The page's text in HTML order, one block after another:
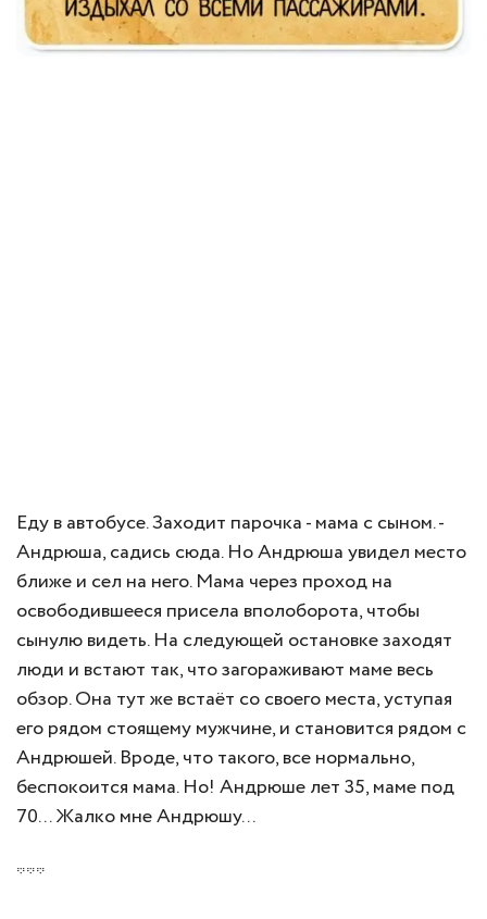
Еду в автобусе. Заходит парочка - мама с сыном. -
Андрюша, садись сюда. Но Андрюша увидел место
ближе и сел на него. Мама через проход на
освободившееся присела вполоборота, чтобы
сынулю видеть. На следующей остановке заходят
люди и встают так, что загораживают маме весь
обзор. Она тут же встаёт со своего места, уступая
его рядом стоящему мужчине, и становится рядом с
Андрюшей. Вроде, что такого, все нормально,
беспокоится мама. Но! Андрюше лет 35, маме под
70... Жалко мне Андрюшу...
***